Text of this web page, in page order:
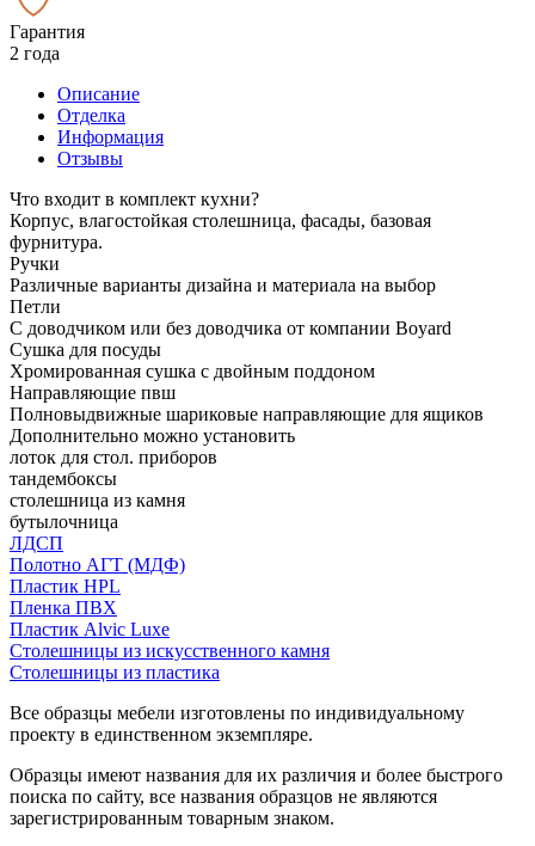
Гарантия
2 года
Описание
Отделка
Информация
Отзывы
Что входит в комплект кухни?
Корпус, влагостойкая столешница, фасады, базовая
фурнитура.
Ручки
Различные варианты дизайна и материала на выбор
Петли
С доводчиком или без доводчика от компании Boyard
Сушка для посуды
Хромированная сушка с двойным поддоном
Направляющие пвш
Полновыдвижные шариковые направляющие для ящиков
Дополнительно можно установить
лоток для стол. приборов
тандембоксы
столешница из камня
бутылочница
ЛДСП
Полотно АГТ (МДФ)
Пластик HPL
Пленка ПВХ
Пластик Alvic Luxe
Столешницы из искусственного камня
Столешницы из пластика
Все образцы мебели изготовлены по индивидуальному
проекту в единственном экземпляре.
Образцы имеют названия для их различия и более быстрого
поиска по сайту, все названия образцов не являются
зарегистрированным товарным знаком.